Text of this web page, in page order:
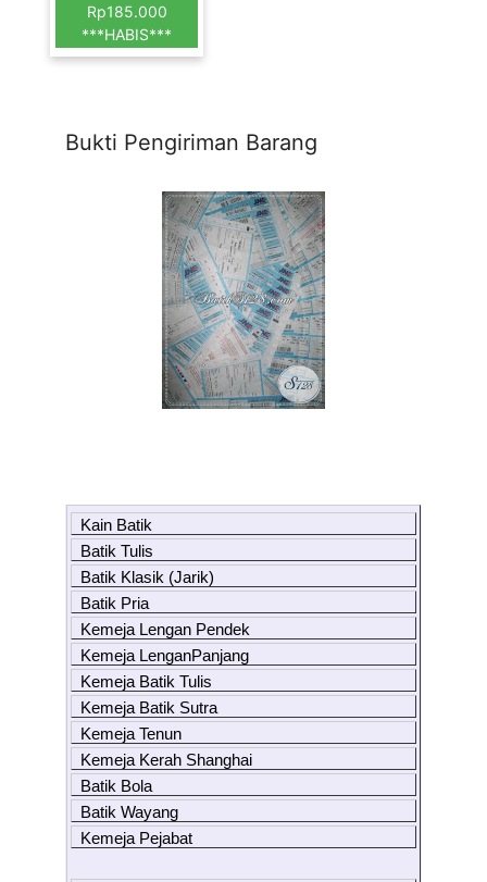
Rp185.000
***HABIS***
Bukti Pengiriman Barang
Kain Batik
Batik Tulis
Batik Klasik (Jarik)
Batik Pria
Kemeja Lengan Pendek
Kemeja LenganPanjang
Kemeja Batik Tulis
Kemeja Batik Sutra
Kemeja Tenun
Kemeja Kerah Shanghai
Batik Bola
Batik Wayang
Kemeja Pejabat